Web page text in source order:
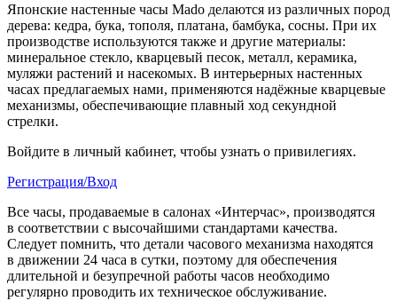
Японские настенные часы Mado делаются из различных пород
дерева: кедра, бука, тополя, платана, бамбука, сосны. При их
производстве используются также и другие материалы:
минеральное стекло, кварцевый песок, металл, керамика,
муляжи растений и насекомых. В интерьерных настенных
часах предлагаемых нами, применяются надёжные кварцевые
механизмы, обеспечивающие плавный ход секундной
стрелки.
Войдите в личный кабинет, чтобы узнать о привилегиях.
Регистрация/Вход
Все часы, продаваемые в салонах «Интерчас», производятся
в соответствии с высочайшими стандартами качества.
Следует помнить, что детали часового механизма находятся
в движении 24 часа в сутки, поэтому для обеспечения
длительной и безупречной работы часов необходимо
регулярно проводить их техническое обслуживание.